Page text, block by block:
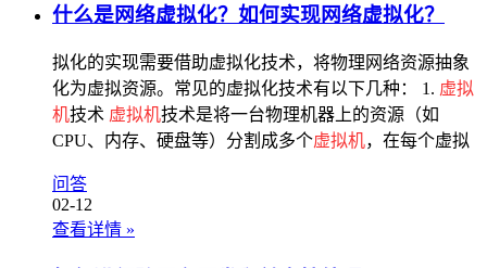
什么是网络虚拟化？如何实现网络虚拟化？
拟化的实现需要借助虚拟化技术，将物理网络资源抽象
化为虚拟资源。常见的虚拟化技术有以下几种： 1. 虚拟
机技术 虚拟机技术是将一台物理机器上的资源（如
CPU、内存、硬盘等）分割成多个虚拟机，在每个虚拟
问答
02-12
查看详情 »